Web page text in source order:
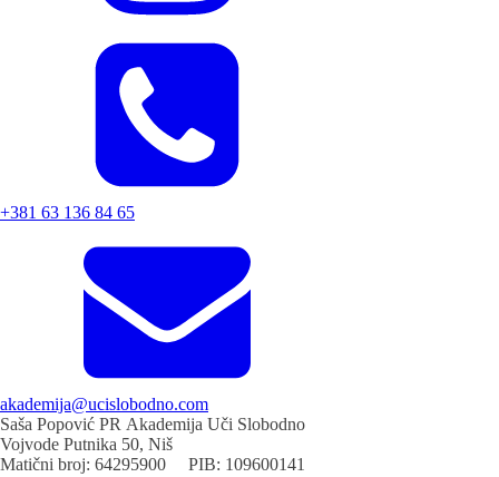
+381 63 136 84 65
akademija@ucislobodno.com
Saša Popović PR Akademija Uči Slobodno
Vojvode Putnika 50, Niš
Matični broj: 64295900 PIB: 109600141